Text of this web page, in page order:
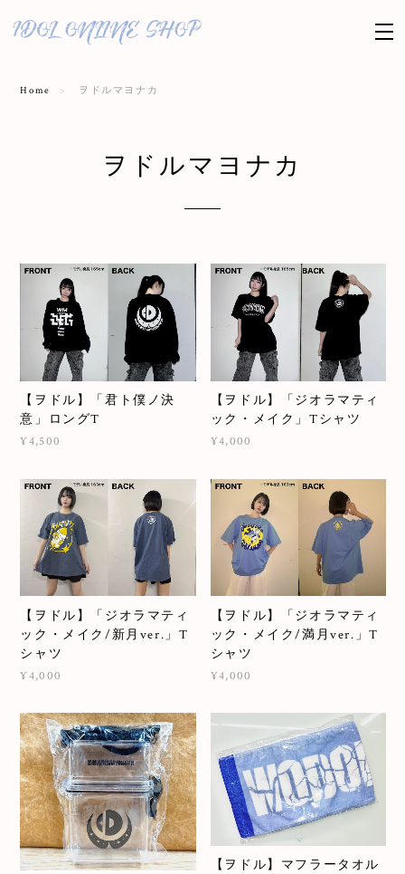
Home ヲドルマヨナカ
ヲドルマヨナカ
【ヲドル】「君ト僕ノ決
意」ロングT
¥4,500
【ヲドル】「ジオラマティ
ック・メイク」Tシャツ
¥4,000
【ヲドル】「ジオラマティ
ック・メイク/新月ver.」T
シャツ
¥4,000
【ヲドル】「ジオラマティ
ック・メイク/満月ver.」T
シャツ
¥4,000
【ヲドル】マフラータオル